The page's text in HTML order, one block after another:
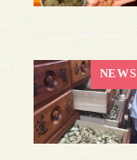
NEWS